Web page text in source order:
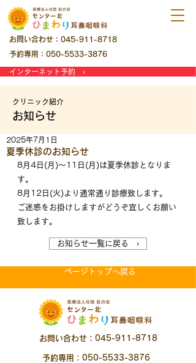
お問い合わせ：045-911-8718
予約専用：050-5533-3876
インターネット予約 ›
クリニック紹介
お知らせ
夏季休診のお知らせ
2025年7月1日
8月4日(月)～11日(月)は夏季休診となりま
す。
8月12日(火)より通常通り診療致します。
ご迷惑をお掛けしますがどうぞ宜しくお願い
致します。
お知らせ一覧に戻る ›
ページトップへ戻る
お問い合わせ：045-911-8718
予約専用：050-5533-3876